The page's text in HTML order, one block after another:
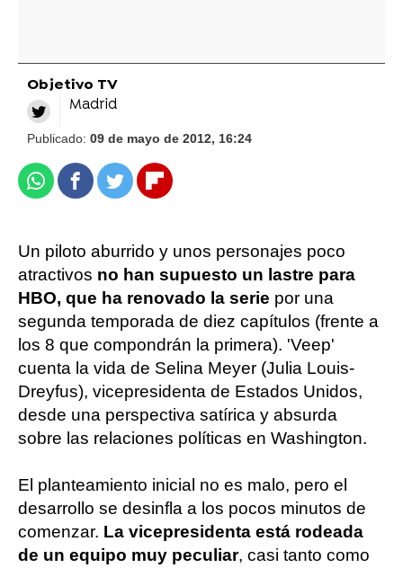
Objetivo TV
Madrid
Publicado: 09 de mayo de 2012, 16:24
WhatsappFacebook
TwitterFlipboard
Un piloto aburrido y unos personajes poco
atractivos no han supuesto un lastre para
HBO, que ha renovado la serie por una
segunda temporada de diez capítulos (frente a
los 8 que compondrán la primera). 'Veep'
cuenta la vida de Selina Meyer (Julia Louis-
Dreyfus), vicepresidenta de Estados Unidos,
desde una perspectiva satírica y absurda
sobre las relaciones políticas en Washington.
El planteamiento inicial no es malo, pero el
desarrollo se desinfla a los pocos minutos de
comenzar. La vicepresidenta está rodeada
de un equipo muy peculiar, casi tanto como